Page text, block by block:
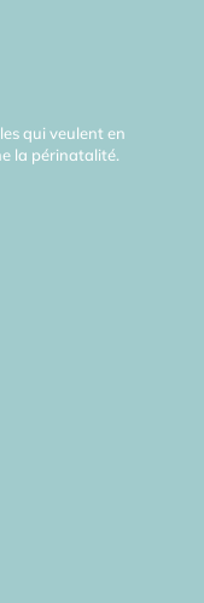
qui veulent en
la périnatalité.